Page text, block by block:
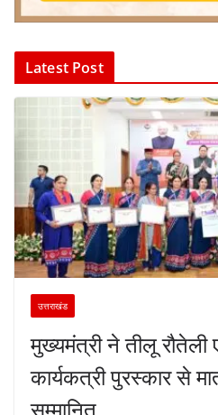
Latest Post
उत्तराखंड
मुख्यमंत्री ने तीलू
कार्यकत्री पुरस्कार से